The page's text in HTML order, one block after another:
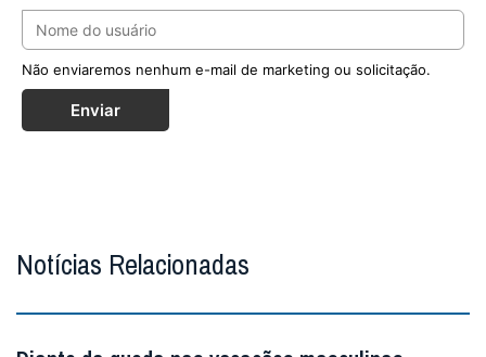
Não enviaremos nenhum e-mail de marketing ou solicitação.
Enviar
Notícias Relacionadas